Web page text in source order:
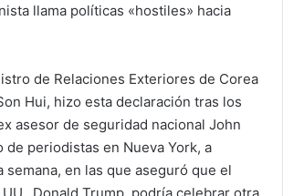
a llama políticas «hostiles» hacia
de Relaciones Exteriores de Corea
Hui, hizo esta declaración tras los
asesor de seguridad nacional John
de periodistas en Nueva York, a
semana, en las que aseguró que el